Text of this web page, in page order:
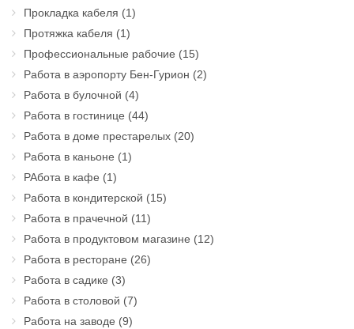
Прокладка кабеля (1)
Протяжка кабеля (1)
Профессиональные рабочие (15)
Работа в аэропорту Бен-Гурион (2)
Работа в булочной (4)
Работа в гостинице (44)
Работа в доме престарелых (20)
Работа в каньоне (1)
РАбота в кафе (1)
Работа в кондитерской (15)
Работа в прачечной (11)
Работа в продуктовом магазине (12)
Работа в ресторане (26)
Работа в садике (3)
Работа в столовой (7)
Работа на заводе (9)